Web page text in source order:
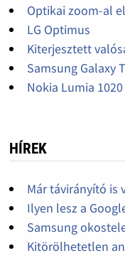
Optikai zoom-al
LG Optimus
Kiterjesztett
Samsung Galaxy
Nokia Lumia 1020
HÍREK
Már távirányító is
Ilyen lesz a
Samsung
Kitörölhetetlen